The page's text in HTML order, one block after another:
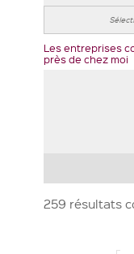
Les entreprises
près de chez moi
259 résultats